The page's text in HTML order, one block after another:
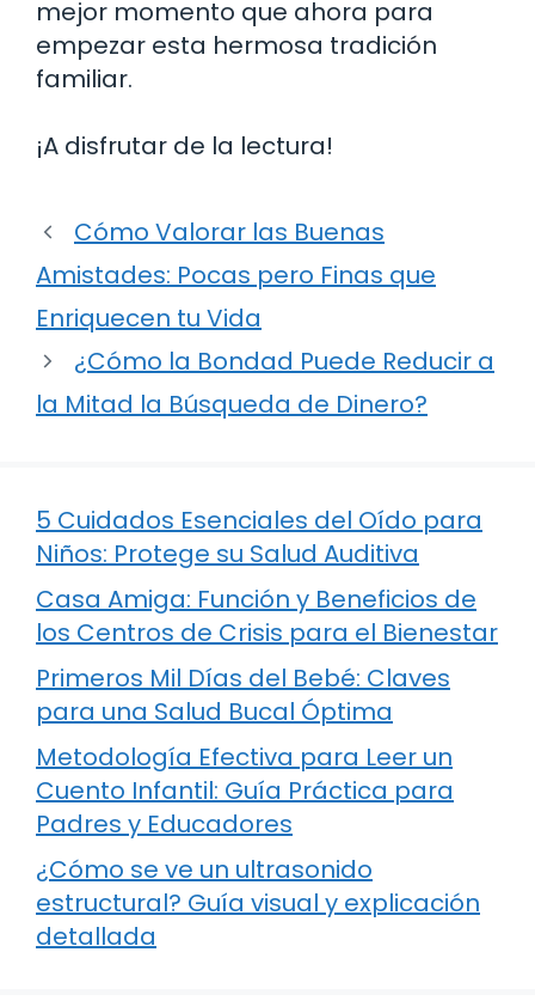
mejor momento que ahora para
empezar esta hermosa tradición
familiar.
¡A disfrutar de la lectura!
Cómo Valorar las Buenas
Amistades: Pocas pero Finas que
Enriquecen tu Vida
¿Cómo la Bondad Puede Reducir a
la Mitad la Búsqueda de Dinero?
5 Cuidados Esenciales del Oído para
Niños: Protege su Salud Auditiva
Casa Amiga: Función y Beneficios de
los Centros de Crisis para el Bienestar
Primeros Mil Días del Bebé: Claves
para una Salud Bucal Óptima
Metodología Efectiva para Leer un
Cuento Infantil: Guía Práctica para
Padres y Educadores
¿Cómo se ve un ultrasonido
estructural? Guía visual y explicación
detallada